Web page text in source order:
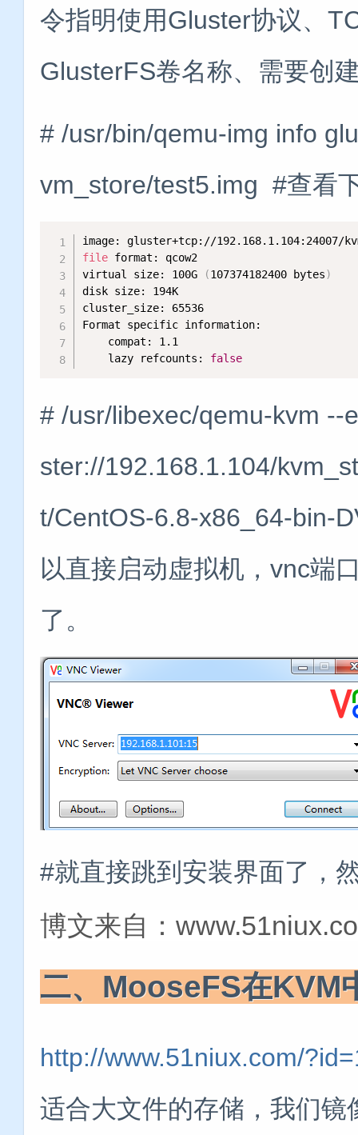
令指明使用Gluster协议、
GlusterFS卷名称、需要创
# /usr/bin/qemu-img info
vm_store/test5.img #查看
file format: qcow2
virtual size: 100G
(107374182400 bytes)
disk size: 194K
cluster_size: 65536
Format specific information:
    compat: 1.1
    lazy refcounts:
false
# /usr/libexec/qemu-kvm --
ster://192.168.1.104/
t/CentOS-6.8-x86_64-bin-
以直接启动虚拟机，vnc端
了。
#就直接跳到安装界面了，
博文来自：
二、MooseFS在KVM
http://www.51niux.com/
适合大文件的存储，我们